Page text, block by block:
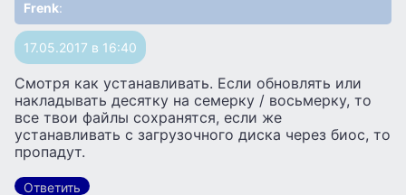
Frenk:
17.05.2017 в 16:40
Смотря как устанавливать. Если обновлять или
накладывать десятку на семерку / восьмерку, то
все твои файлы сохранятся, если же
устанавливать с загрузочного диска через биос, то
пропадут.
Ответить